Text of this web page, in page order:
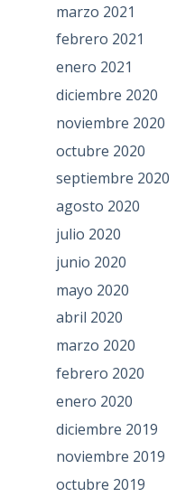
marzo 2021
febrero 2021
enero 2021
diciembre 2020
noviembre 2020
octubre 2020
septiembre 2020
agosto 2020
julio 2020
junio 2020
mayo 2020
abril 2020
marzo 2020
febrero 2020
enero 2020
diciembre 2019
noviembre 2019
octubre 2019